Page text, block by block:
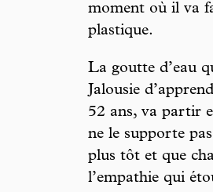
moment où il va
plastique.
La goutte d’eau
Jalousie
52 ans, va partir
ne le supporte
plus tôt et que
l’empathie qui